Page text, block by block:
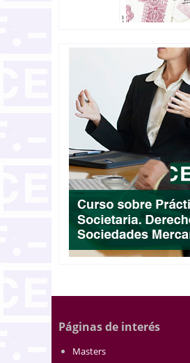
Páginas de interés
Masters